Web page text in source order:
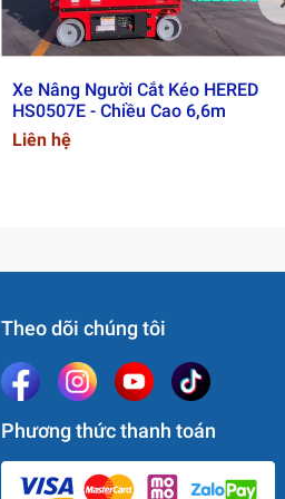
Xe Nâng Người Cắt Kéo HERED
HS0507E - Chiều Cao 6,6m
Liên hệ
Theo dõi chúng tôi
Phương thức thanh toán